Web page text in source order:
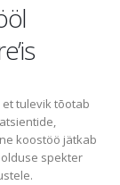
tulevik tõotab
koostöö jätkab
spekter